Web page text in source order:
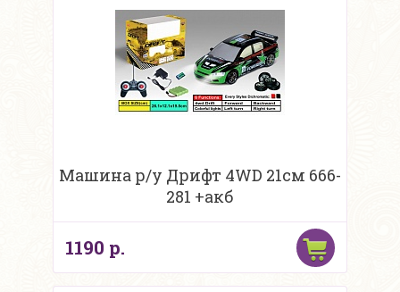
Машина р/у Дрифт 4WD 21см 666-
281 +акб
1190 р.